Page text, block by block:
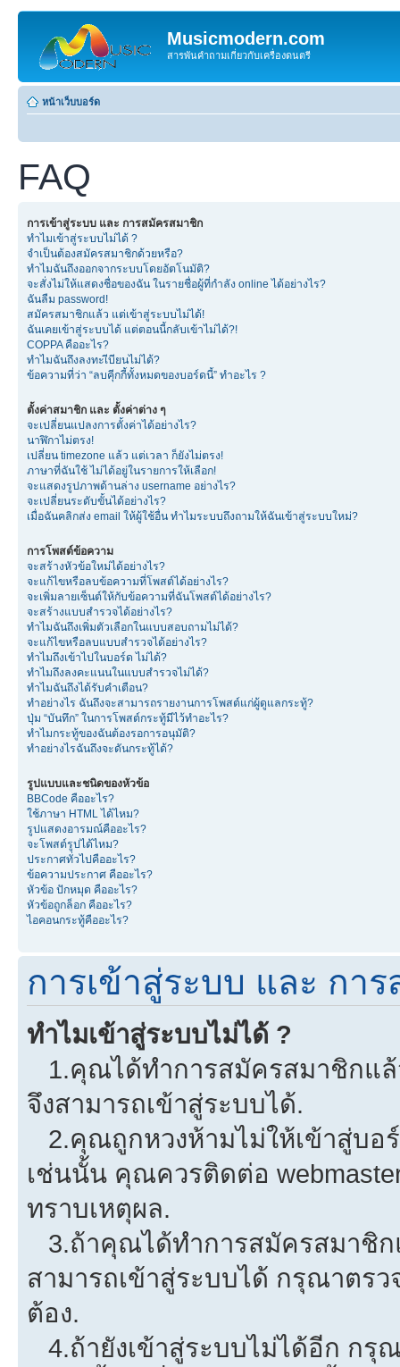
Musicmodern.com
สารพันคำถามเกี่ยวกับเครื่องดนตรี
หน้าเว็บบอร์ด
FAQ
การเข้าสู่ระบบ และ การสมัครสมาชิก
ทำไมเข้าสู่ระบบไม่ได้ ?
จำเป็นต้องสมัครสมาชิกด้วยหรือ?
ทำไมฉันถึงออกจากระบบโดยอัตโนมัติ?
จะสั่งไม่ให้แสดงชื่อของฉัน ในรายชื่อผู้ที่กำลัง online ได้อย่างไร?
ฉันลืม password!
สมัครสมาชิกแล้ว แต่เข้าสู่ระบบไม่ได้!
ฉันเคยเข้าสู่ระบบได้ แต่ตอนนี้กลับเข้าไม่ได้?!
COPPA คืออะไร?
ทำไมฉันถึงลงทะเีบียนไม่ได้?
ข้อความที่ว่า “ลบคุีกกี้ทั้งหมดของบอร์ดนี้” ทำอะไร ?
ตั้งค่าสมาชิก และ ตั้งค่าต่าง ๆ
จะเปลี่ยนแปลงการตั้งค่าได้อย่างไร?
นาฬิกาไม่ตรง!
เปลี่ยน timezone แล้ว แต่เวลา ก็ยังไม่ตรง!
ภาษาที่ฉันใช้ ไม่ได้อยู่ในรายการให้เลือก!
จะแสดงรูปภาพด้านล่าง username อย่างไร?
จะเปลี่ยนระดับขั้นได้อย่างไร?
เมื่อฉันคลิกส่ง email ให้ผู้ใช้อื่น ทำไมระบบถึงถามให้ฉันเข้าสู่ระบบใหม่?
การโพสต์ข้อความ
จะสร้างหัวข้อใหม่ได้อย่างไร?
จะแก้ไขหรือลบข้อความที่โพสต์ได้อย่างไร?
จะเพิ่มลายเซ็นต์ให้กับข้อความที่ฉันโพสต์ได้อย่างไร?
จะสร้างแบบสำรวจได้อย่างไร?
ทำไมฉันถึงเพิ่มตัวเลือกในแบบสอบถามไม่ได้?
จะแก้ไขหรือลบแบบสำรวจได้อย่างไร?
ทำไมถึงเข้าไปในบอร์ด ไม่ได้?
ทำไมถึงลงคะแนนในแบบสำรวจไม่ได้?
ทำไมฉันถึงได้รับคำเตือน?
ทำอย่างไร ฉันถึงจะสามารถรายงานการโพสต์แก่ผู้ดูแลกระทู้?
ปุ่ม “บันทึก” ในการโพสต์กระทู้มีไว้ทำอะไร?
ทำไมกระทู้ของฉันต้องรอการอนุมัติ?
ทำอย่างไรฉันถึงจะดันกระทู้ได้?
รูปแบบและชนิดของหัวข้อ
BBCode คืออะไร?
ใช้ภาษา HTML ได้ไหม?
รูปแสดงอารมณ์คืออะไร?
จะโพสต์รูปได้ไหม?
ประกาศทั่วไปคืออะไร?
ข้อความประกาศ คืออะไร?
หัวข้อ ปักหมุด คืออะไร?
หัวข้อถูกล็อก คืออะไร?
ไอคอนกระทู้คืออะไร?
การเข้าสู่ระบบ และ กา
ทำไมเข้าสู่ระบบไม่ได้ ?
1.คุณได้ทำการสมัครสมาชิกแ
จึงสามารถเข้าสู่ระบบได้.
2.คุณถูกหวงห้ามไม่ให้เข้าสู่บอ
เช่นนั้น คุณควรติดต่อ
ทราบเหตุผล.
3.ถ้าคุณได้ทำการสมัครสมาชิ
สามารถเข้าสู่ระบบได้ กรุณาตรว
ต้อง.
4.ถ้ายังเข้าสู่ระบบไม่ได้อีก กรุ